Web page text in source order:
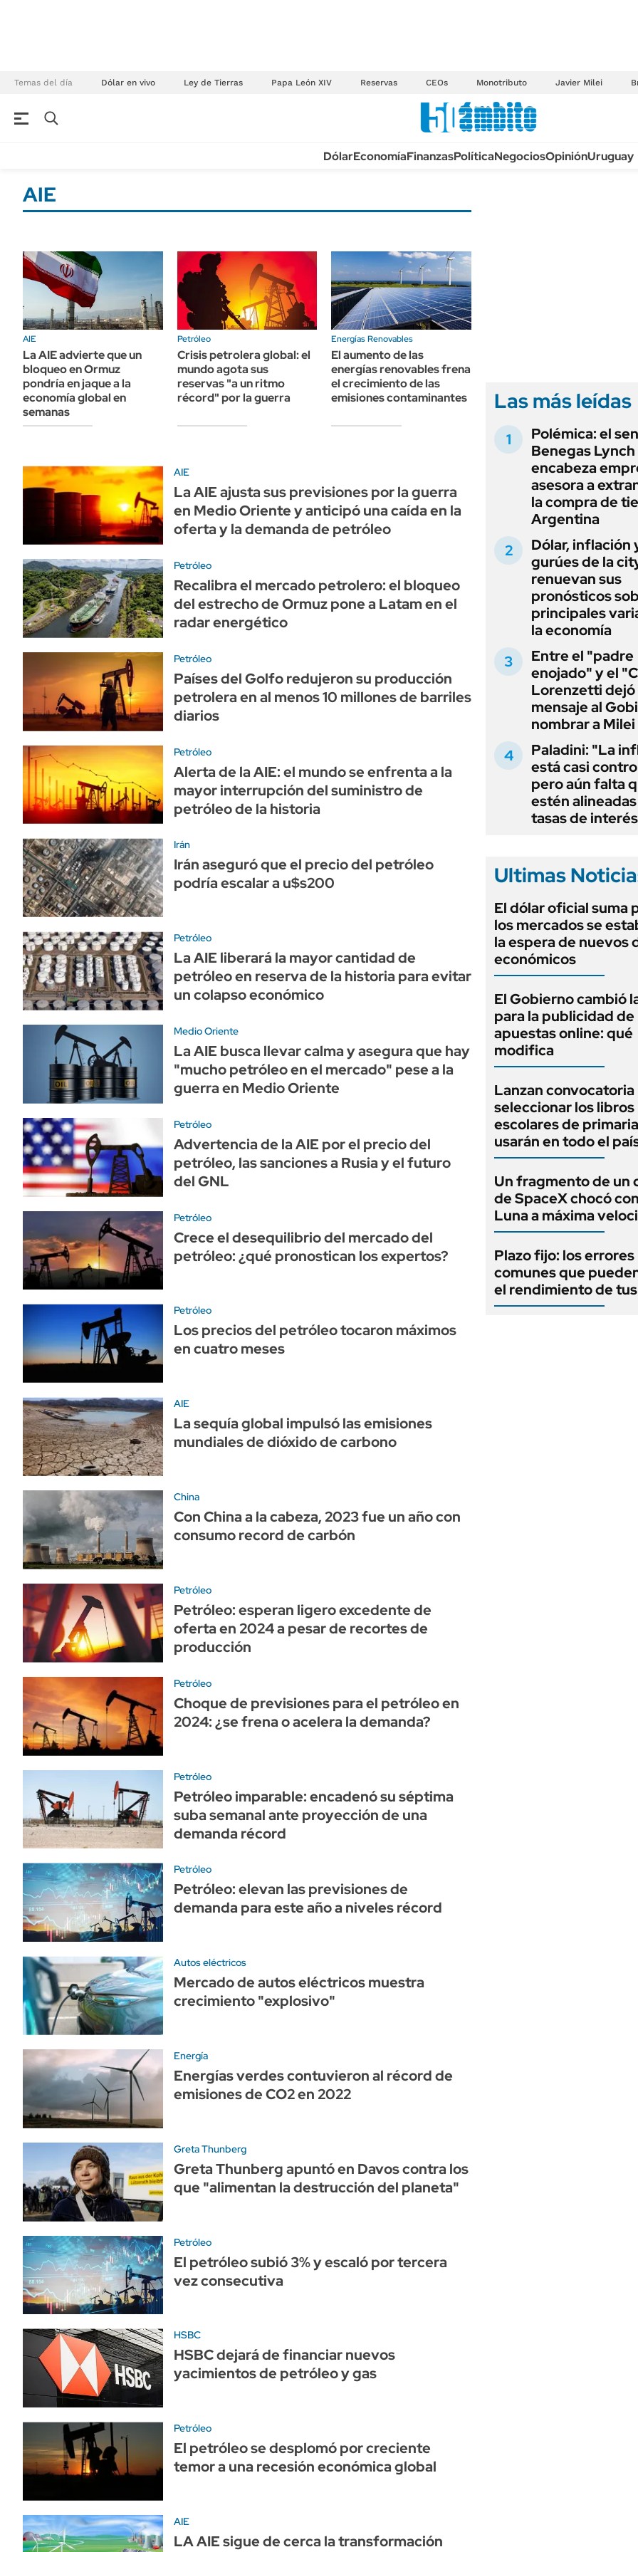
Temas del día Dólar en vivo Ley de Tierras Papa León XIV Reservas CEOs Monotributo Javier Milei
Banco de Datos
FINANZAS
Dólar
Mercados
ÁMBITO DEBATE
MEDIAKIT AMBITO DEBATE
ENERGY REPORT
POLÍTICA
Nacional
Municipios
URUGUAY
TECNOLOGÍA
OPINIÓN
INFORMACIÓN GENERAL
ESPECTÁCULOS
DEPORTES
LIFESTYLE
AUTOS
DólarEconomíaFinanzasPolíticaNegociosOpiniónUruguay
AIE
AIE
La AIE advierte que un
bloqueo en Ormuz
pondría en jaque a la
economía global en
semanas
Petróleo
Crisis petrolera global: el
mundo agota sus
reservas "a un ritmo
récord" por la guerra
Energías Renovables
El aumento de las
energías renovables frena
el crecimiento de las
emisiones contaminantes
AIE
La AIE ajusta sus previsiones por la guerra
en Medio Oriente y anticipó una caída en la
oferta y la demanda de petróleo
Petróleo
Recalibra el mercado petrolero: el bloqueo
del estrecho de Ormuz pone a Latam en el
radar energético
Petróleo
Países del Golfo redujeron su producción
petrolera en al menos 10 millones de barriles
diarios
Petróleo
Alerta de la AIE: el mundo se enfrenta a la
mayor interrupción del suministro de
petróleo de la historia
Irán
Irán aseguró que el precio del petróleo
podría escalar a u$s200
Petróleo
La AIE liberará la mayor cantidad de
petróleo en reserva de la historia para evitar
un colapso económico
Medio Oriente
La AIE busca llevar calma y asegura que hay
"mucho petróleo en el mercado" pese a la
guerra en Medio Oriente
Petróleo
Advertencia de la AIE por el precio del
petróleo, las sanciones a Rusia y el futuro
del GNL
Petróleo
Crece el desequilibrio del mercado del
petróleo: ¿qué pronostican los expertos?
Petróleo
Los precios del petróleo tocaron máximos
en cuatro meses
AIE
La sequía global impulsó las emisiones
mundiales de dióxido de carbono
China
Con China a la cabeza, 2023 fue un año con
consumo record de carbón
Petróleo
Petróleo: esperan ligero excedente de
oferta en 2024 a pesar de recortes de
producción
Petróleo
Choque de previsiones para el petróleo en
2024: ¿se frena o acelera la demanda?
Petróleo
Petróleo imparable: encadenó su séptima
suba semanal ante proyección de una
demanda récord
Petróleo
Petróleo: elevan las previsiones de
demanda para este año a niveles récord
Autos eléctricos
Mercado de autos eléctricos muestra
crecimiento "explosivo"
Energía
Energías verdes contuvieron al récord de
emisiones de CO2 en 2022
Greta Thunberg
Greta Thunberg apuntó en Davos contra los
que "alimentan la destrucción del planeta"
Petróleo
El petróleo subió 3% y escaló por tercera
vez consecutiva
HSBC
HSBC dejará de financiar nuevos
yacimientos de petróleo y gas
Petróleo
El petróleo se desplomó por creciente
temor a una recesión económica global
AIE
LA AIE sigue de cerca la transformación
Las más leídas
Polémica: el
Benegas Lynch
encabeza
asesora a
la compra de
Argentina
Dólar, inflación
gurúes de la
renuevan sus
pronósticos
principales
la economía
Entre el "padre
enojado" y el
Lorenzetti dejó
mensaje al
nombrar a Milei
Paladini: "La
está casi
pero aún falta
estén
tasas de
Ultimas
El dólar oficial suma
los mercados se
la espera de nuevos
económicos
El Gobierno cambió
para la publicidad de
apuestas online: qué
modifica
Lanzan convocatoria
seleccionar los libros
escolares de
usarán en todo el
Un fragmento de un
de SpaceX chocó
Luna a máxima
Plazo fijo: los errores
comunes que
el rendimiento de